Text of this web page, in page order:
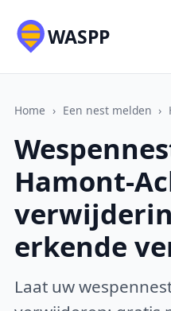
WASPP
Home › Een nest melden ›
Hamont-
erkende
Laat uw